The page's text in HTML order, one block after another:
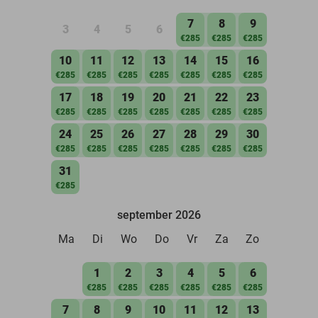
3 4 5 6 7
€285
8
€285
9
€285
10
€285
11
€285
12
€285
13
€285
14
€285
15
€285
16
€285
17
€285
18
€285
19
€285
20
€285
21
€285
22
€285
23
€285
24
€285
25
€285
26
€285
27
€285
28
€285
29
€285
30
€285
31
€285
september 2026
Ma
Di Wo Do Vr Za Zo
1
€285
2
€285
3
€285
4
€285
5
€285
6
€285
7 8 9 10 11 12 13